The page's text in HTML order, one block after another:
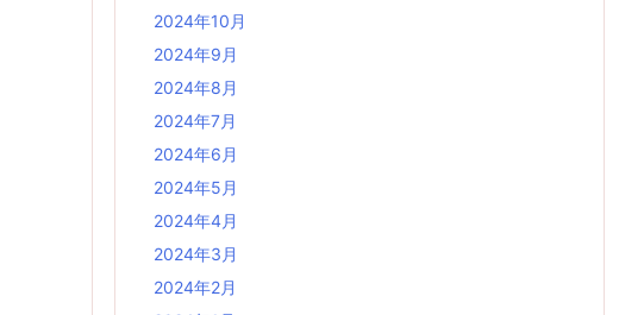
2024年10月
2024年9月
2024年8月
2024年7月
2024年6月
2024年5月
2024年4月
2024年3月
2024年2月